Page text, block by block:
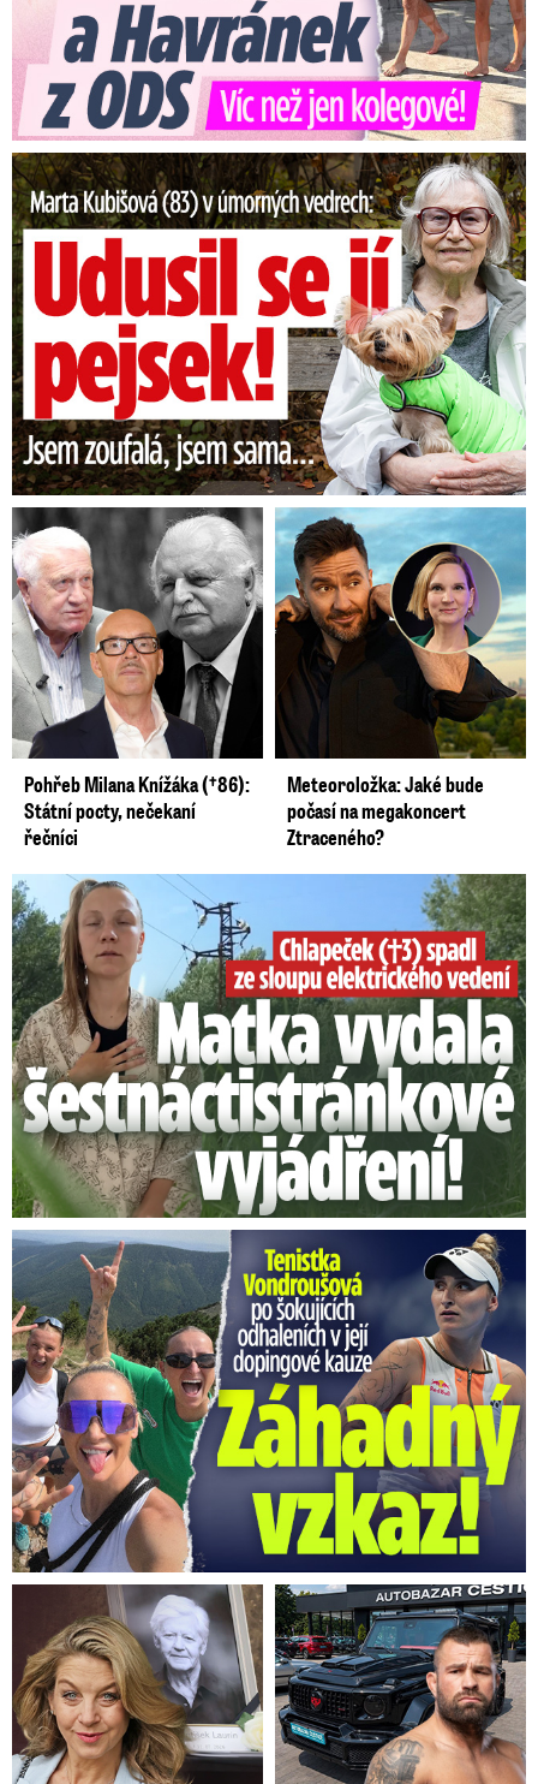
Marta Kubišová (83) v úmorných vedrech: Udusil se jí pejsek!
Pohřeb Milana Knížáka (†86):
Státní pocty, nečekaní
řečníci
Meteoroložka: Jaké bude
počasí na megakoncert
Ztraceného?
Smrtelný pád chlapce: Matka vydala vyjádření na 16 stran
Vondroušová po šokujících odhaleních v kauze: Záhadný vzkaz!